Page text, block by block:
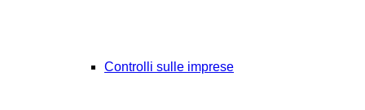
Controlli sulle imprese